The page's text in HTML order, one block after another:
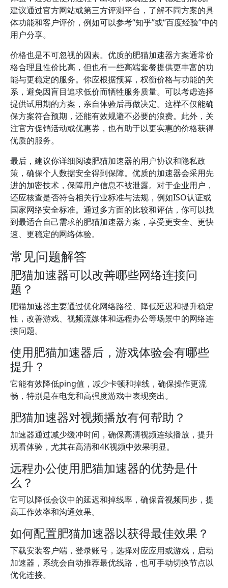
建议通过官方网站或第三方评测平台，了解不同方案的具
体功能和客户评价，例如可以参考“知乎”或“百度经验”中的
用户分享。
价格也是不可忽视的因素。优质的肥猫加速器方案通常价
格合理且性价比高，但也有一些高端套餐提供更丰富的功
能与更稳定的服务。你应根据预算，权衡价格与功能的关
系，避免因盲目追求低价而牺牲服务质量。可以考虑选择
提供试用期的方案，亲自体验后再做决定。这样不仅能确
保方案符合预期，还能有效规避不必要的浪费。此外，关
注官方促销活动或优惠券，也有助于以更实惠的价格获得
优质的服务。
最后，建议你详细阅读肥猫加速器的用户协议和隐私政
策，确保个人数据安全得到保障。优质的加速器会采用先
进的加密技术，保障用户信息不被泄露。对于企业用户，
还应核查是否符合相关行业标准与法规，例如ISO认证或
国家网络安全标准。通过多方面的比较和评估，你可以找
到最适合自己需求的肥猫加速器方案，享受更安全、更快
速、更稳定的网络体验。
常见问题解答
肥猫加速器可以改善哪些网络连接问
题？
肥猫加速器主要通过优化网络路径、降低延迟和提升稳定
性，改善游戏、视频流媒体和远程办公等场景中的网络连
接问题。
使用肥猫加速器后，游戏体验会有哪些
提升？
它能有效降低ping值，减少卡顿和掉线，确保操作更流
畅，特别是在电竞和高强度游戏中表现突出。
肥猫加速器对视频播放有何帮助？
加速器通过减少缓冲时间，确保高清视频连续播放，提升
观看体验，尤其在高清和4K视频中效果明显。
远程办公使用肥猫加速器的优势是什
么？
它可以降低会议中的延迟和掉线率，确保音视频同步，提
高工作效率和沟通效果。
如何配置肥猫加速器以获得最佳效果？
下载安装客户端，登录账号，选择对应应用或游戏，启动
加速器，系统会自动推荐最优线路，也可手动切换节点以
优化连接。